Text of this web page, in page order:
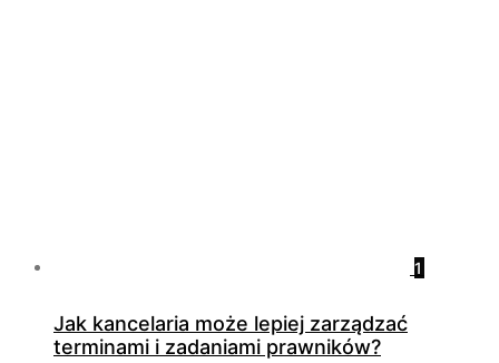
1
Jak kancelaria może lepiej zarządzać
terminami i zadaniami prawników?